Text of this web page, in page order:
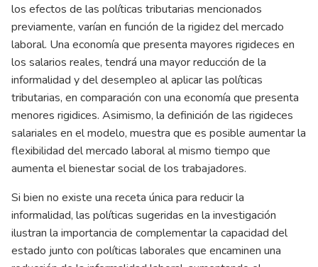
los efectos de las políticas tributarias mencionados
previamente, varían en función de la rigidez del mercado
laboral. Una economía que presenta mayores rigideces en
los salarios reales, tendrá una mayor reducción de la
informalidad y del desempleo al aplicar las políticas
tributarias, en comparación con una economía que presenta
menores rigidices. Asimismo, la definición de las rigideces
salariales en el modelo, muestra que es posible aumentar la
flexibilidad del mercado laboral al mismo tiempo que
aumenta el bienestar social de los trabajadores.
Si bien no existe una receta única para reducir la
informalidad, las políticas sugeridas en la investigación
ilustran la importancia de complementar la capacidad del
estado junto con políticas laborales que encaminen una